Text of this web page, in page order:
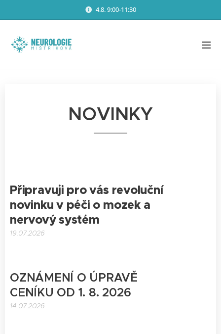
4.8. 9:00-11:30
NOVINKY
Připravuji pro vás revoluční
novinku v péči o mozek a
nervový systém
19.07.2026
OZNÁMENÍ O ÚPRAVĚ
CENÍKU OD 1. 8. 2026
14.07.2026